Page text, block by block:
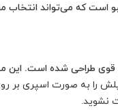
که می‌تواند انتخاب
قوی طراحی شده است. این
را به صورت اسپری بر